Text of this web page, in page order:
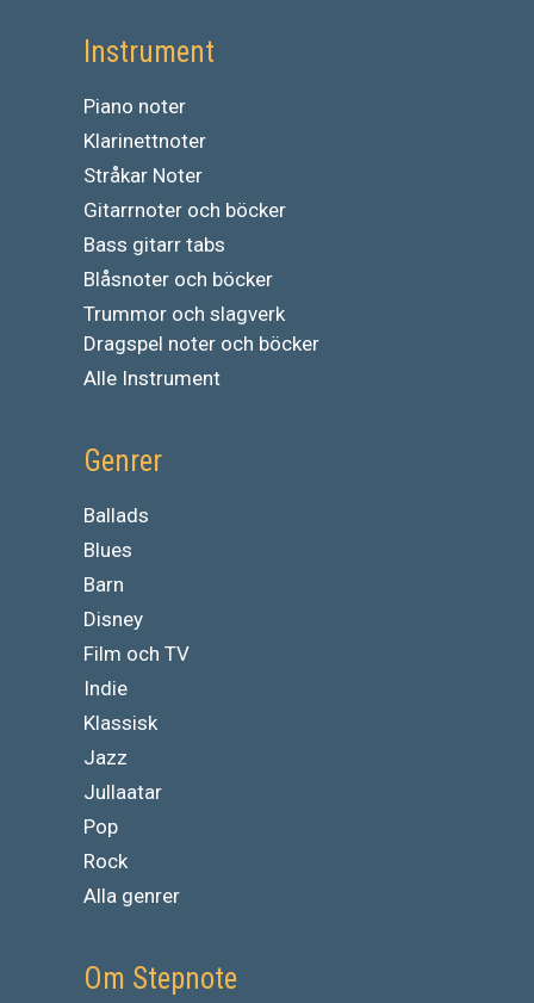
Instrument
Piano noter
Klarinettnoter
Stråkar Noter
Gitarrnoter och böcker
Bass gitarr tabs
Blåsnoter och böcker
Trummor och slagverk
Dragspel noter och böcker
Alle Instrument
Genrer
Ballads
Blues
Barn
Disney
Film och TV
Indie
Klassisk
Jazz
Jullaatar
Pop
Rock
Alla genrer
Om Stepnote